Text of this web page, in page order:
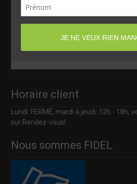
Horaire client
Lundi: FERMÉ, mardi à jeudi: 12h - 18h,
sur Rendez-vous!
Nous sommes FIDEL